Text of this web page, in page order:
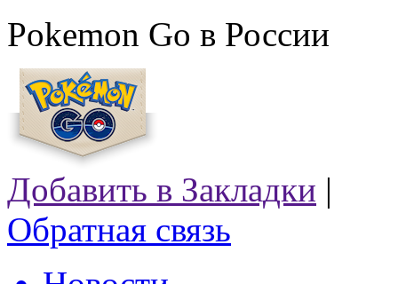
Pokemon Go в России
Добавить в Закладки |
Обратная связь